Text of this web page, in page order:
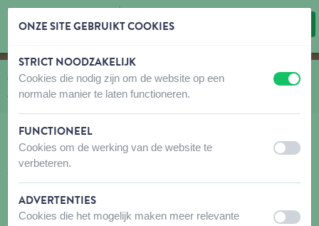
Inhoud overslaan
Taalkeuze overslaan
U bevindt zich hier:
van
Catalogus naar
Tuinvogels Emma's Garden
Zaadmixen & Voedersystemen
naar
Zaadmixen
ZAADMIXEN
FILTERS
ONZE SITE GEBRUIKT COOKIES
STRICT NOODZAKELIJK
Cookies die nodig zijn om de website op een
normale manier te laten functioneren.
uit aan
FUNCTIONEEL
Cookies om de werking van de website te
verbeteren.
uit aan
ADVERTENTIES
Cookies die het mogelijk maken meer relevante
uit aan